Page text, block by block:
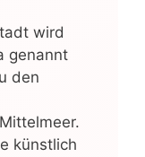
wird
genannt
den
künstlich